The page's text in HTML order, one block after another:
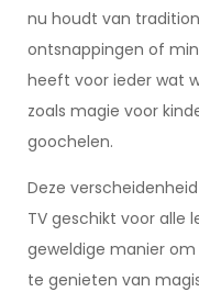
nu houdt van
ontsnappingen of
heeft voor ieder wat
zoals magie voor
goochelen.
Deze
TV geschikt voor alle
geweldige manier
te genieten van